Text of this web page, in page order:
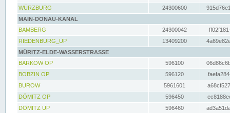
WÜRZBURG
24300600
MAIN-DONAU-KANAL
BAMBERG
24300042
RIEDENBURG_UP
13409200
MÜRITZ-ELDE-WASSERSTRASSE
BARKOW OP
596100
BOBZIN OP
596120
BUROW
5961601
DÖMITZ OP
596450
DÖMITZ UP
596460